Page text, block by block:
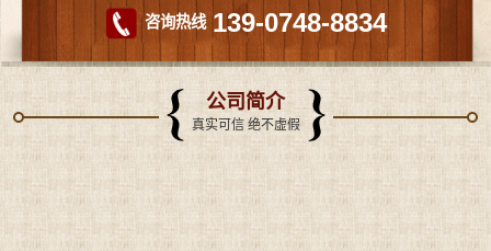
咨询热线 139-0748-8834
公司简介
真实可信 绝不虚假